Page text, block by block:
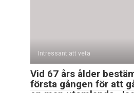
Intressant att veta
Vid 67 års ålder
första gången för att